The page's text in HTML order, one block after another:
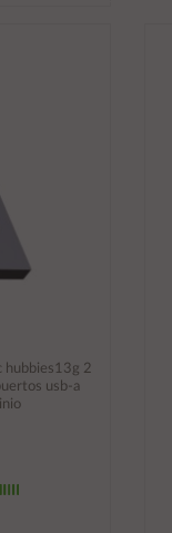
hubbies13g 2
usb-a